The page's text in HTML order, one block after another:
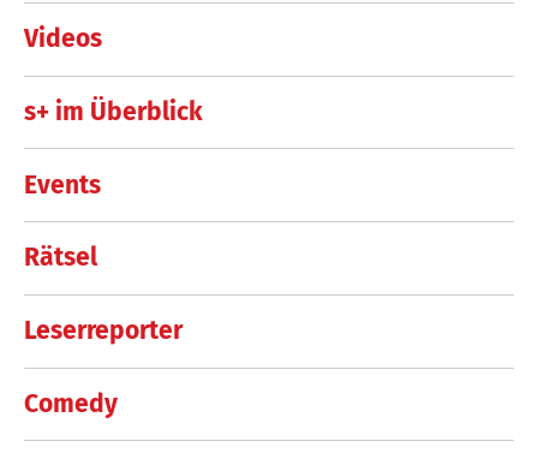
Videos
s+ im Überblick
Events
Rätsel
Leserreporter
Comedy